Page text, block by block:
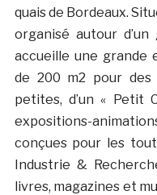
quais de Bordeaux.
organisé autour
accueille une grande
de 200 m2 pour des
petites, d’un « Petit
expositions-
conçues pour les
Industrie &
livres, magazines et